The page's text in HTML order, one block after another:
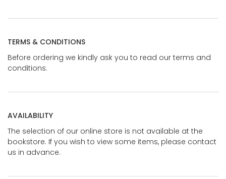
TERMS & CONDITIONS
Before ordering we kindly ask you to read our terms and
conditions.
AVAILABILITY
The selection of our online store is not available at the
bookstore. If you wish to view some items, please contact
us in advance.